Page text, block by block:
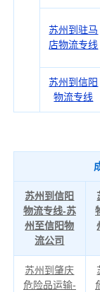
苏州到驻马
店物流专线
苏州到信阳
物流专线
苏州到信阳
物流专线-苏
州至信阳物
流公司
苏州到肇庆
危险品运输-